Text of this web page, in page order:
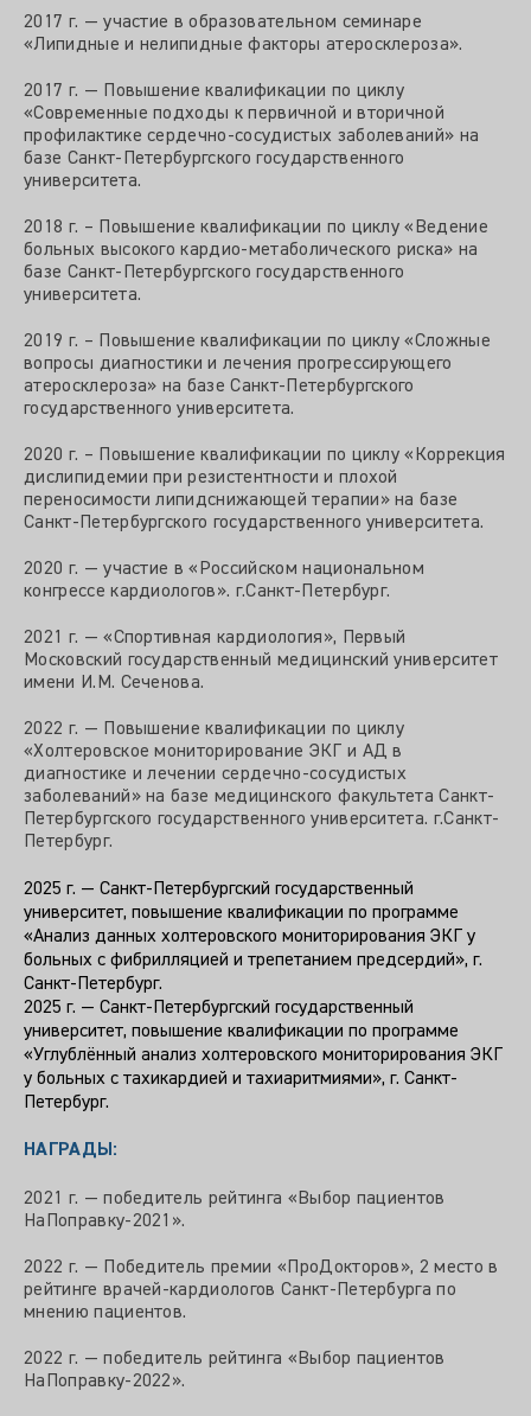
2017 г. — участие в образовательном семинаре
«Липидные и нелипидные факторы атеросклероза».
2017 г. — Повышение квалификации по циклу
«Современные подходы к первичной и вторичной
профилактике сердечно-сосудистых заболеваний» на
базе Санкт-Петербургского государственного
университета.
2018 г. – Повышение квалификации по циклу «Ведение
больных высокого кардио-метаболического риска» на
базе Санкт-Петербургского государственного
университета.
2019 г. – Повышение квалификации по циклу «Сложные
вопросы диагностики и лечения прогрессирующего
атеросклероза» на базе Санкт-Петербургского
государственного университета.
2020 г. – Повышение квалификации по циклу «Коррекция
дислипидемии при резистентности и плохой
переносимости липидснижающей терапии» на базе
Санкт-Петербургского государственного университета.
2020 г. — участие в «Российском национальном
конгрессе кардиологов». г.Санкт-Петербург.
2021 г. — «Спортивная кардиология», Первый
Московский государственный медицинский университет
имени И.М. Сеченова.
2022 г. — Повышение квалификации по циклу
«Холтеровское мониторирование ЭКГ и АД в
диагностике и лечении сердечно-сосудистых
заболеваний» на базе медицинского факультета Санкт-
Петербургского государственного университета. г.Санкт-
Петербург.
2025 г. — Санкт-Петербургский государственный
университет, повышение квалификации по программе
«Анализ данных холтеровского мониторирования ЭКГ у
больных с фибрилляцией и трепетанием предсердий», г.
Санкт-Петербург.
2025 г. — Санкт-Петербургский государственный
университет, повышение квалификации по программе
«Углублённый анализ холтеровского мониторирования ЭКГ
у больных с тахикардией и тахиаритмиями», г. Санкт-
Петербург.
НАГРАДЫ:
2021 г. — победитель рейтинга «Выбор пациентов
НаПоправку-2021».
2022 г. — Победитель премии «ПроДокторов», 2 место в
рейтинге врачей-кардиологов Санкт-Петербурга по
мнению пациентов.
2022 г. — победитель рейтинга «Выбор пациентов
НаПоправку-2022».